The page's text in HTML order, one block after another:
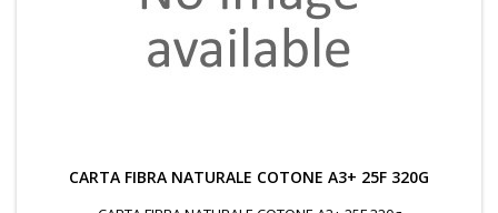
CARTA FIBRA NATURALE COTONE A3+ 25F 320G